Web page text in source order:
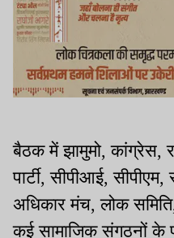
बैठक में झामुमो, कांग्रेस,
पार्टी, सीपीआई,
अधिकार मंच, लोक
कई सामाजिक संगठनों के